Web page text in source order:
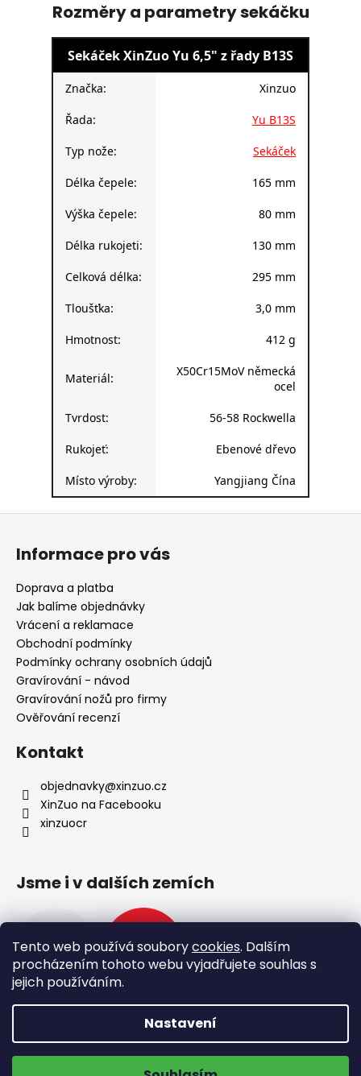
Tento web používá souborycookies. Dalším
procházením tohoto webu vyjadřujete souhlas s
jejich používáním.
Nastavení
Doprava zdarma na výdejní místa
Rozměry a parametry sekáčku
Sekáček XinZuo Yu 6,5" z řady B13S
Značka: Xinzuo
Řada: Yu B13S
Typ nože: Sekáček
Délka čepele: 165 mm
Výška čepele: 80 mm
Délka rukojeti: 130 mm
Celková délka: 295 mm
Tloušťka: 3,0 mm
Hmotnost: 412 g
Materiál:
X50Cr15MoV německá
ocel
Tvrdost: 56-58 Rockwella
Rukojeť: Ebenové dřevo
Místo výroby: Yangjiang Čína
Informace pro vás
Doprava a platba
Jak balíme objednávky
Vrácení a reklamace
Obchodní podmínky
Podmínky ochrany osobních údajů
Gravírování - návod
Gravírování nožů pro firmy
Ověřování recenzí
Kontakt
objednavky@xinzuo.cz
XinZuo na Facebooku
xinzuocr
Jsme i v dalších zemích
Copyright 2026XinZuo. Všechna práva vyhrazena.